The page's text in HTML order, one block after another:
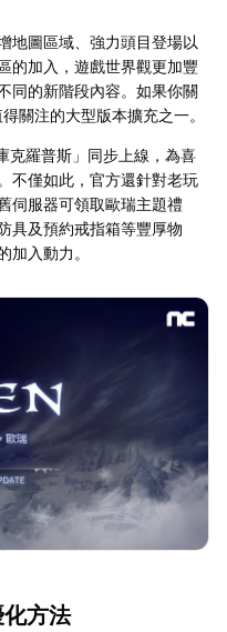
地圖區域、強力頭目登場以
的加入，遊戲世界觀更加豐
同的新階段內容。如果你關
關注的大型版本擴充之一。
克羅普斯」同步上線，為喜
不僅如此，官方還針對老玩
服器可領取歐瑞主題禮
具及預約戒指箱等豐厚物
加入動力。
方法